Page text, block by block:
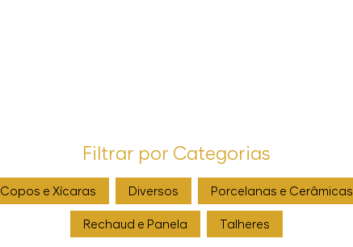
Filtrar por Categorias
Copos e Xícaras Diversos Porcelanas e Cerâmicas
Rechaud e Panela Talheres